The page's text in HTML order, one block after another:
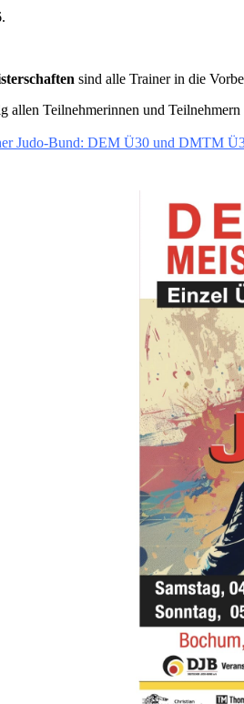
.
sind alle Trainer in die
Teilnehmerinnen und Teilnehmern
Judo-Bund: DEM Ü30 und DMTM